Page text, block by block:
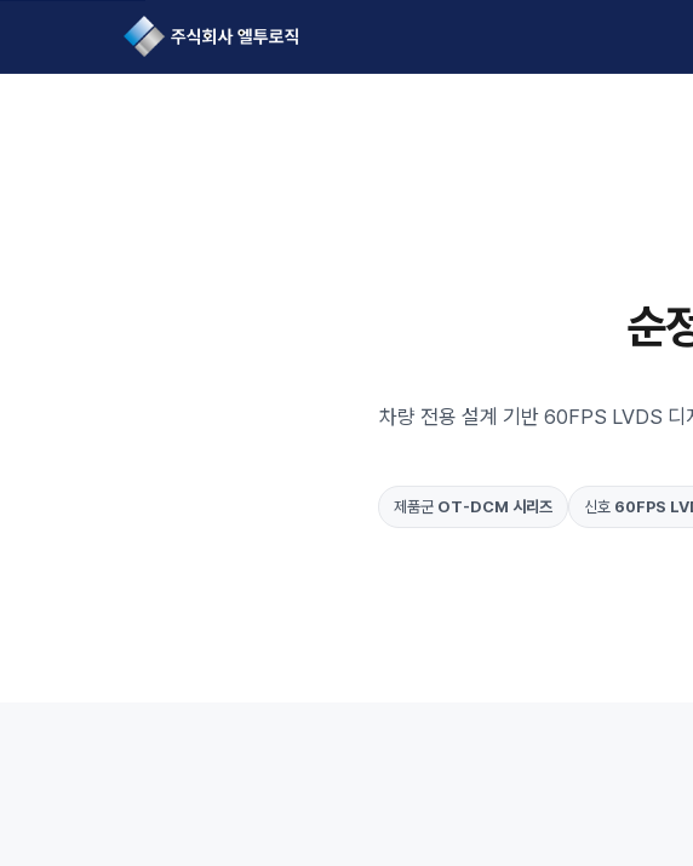
L2Logic 1onetake
순
차량 전용 설계 기반 60FPS LVDS 디
제품군 OT-DCM 시리즈 신호 60FPS